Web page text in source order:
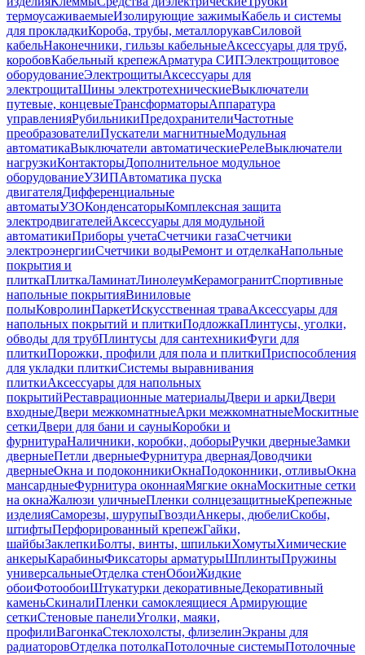
термоусаживаемыеИзолирующие зажимыКабель и системы
для прокладкиКороба, трубы, металлорукавСиловой
кабельНаконечники, гильзы кабельныеАксессуары для труб,
коробовКабельный крепежАрматура СИПЭлектрощитовое
оборудованиеЭлектрощитыАксессуары для
электрощитаШины электротехническиеВыключатели
путевые, концевыеТрансформаторыАппаратура
управленияРубильникиПредохранителиЧастотные
преобразователиПускатели магнитныеМодульная
автоматикаВыключатели автоматическиеРелеВыключатели
нагрузкиКонтакторыДополнительное модульное
оборудованиеУЗИПАвтоматика пуска
двигателяДифференциальные
автоматыУЗОКонденсаторыКомплексная защита
электродвигателейАксессуары для модульной
автоматикиПриборы учетаСчетчики газаСчетчики
электроэнергииСчетчики водыРемонт и отделкаНапольные
покрытия и
плиткаПлиткаЛаминатЛинолеумКерамогранитСпортивные
напольные покрытияВиниловые
полыКовролинПаркетИскусственная траваАксессуары для
напольных покрытий и плиткиПодложкаПлинтусы, уголки,
обводы для трубПлинтусы для сантехникиФуги для
плиткиПорожки, профили для пола и плиткиПриспособления
для укладки плиткиСистемы выравнивания
плиткиАксессуары для напольных
покрытийРеставрационные материалыДвери и аркиДвери
входныеДвери межкомнатныеАрки межкомнатныеМоскитные
сеткиДвери для бани и сауныКоробки и
фурнитураНаличники, коробки, доборыРучки дверныеЗамки
дверныеПетли дверныеФурнитура двернаяДоводчики
дверныеОкна и подоконникиОкнаПодоконники, отливыОкна
мансардныеФурнитура оконнаяМягкие окнаМоскитные сетки
на окнаЖалюзи уличныеПленки солнцезащитныеКрепежные
изделияСаморезы, шурупыГвоздиАнкеры, дюбелиСкобы,
штифтыПерфорированный крепежГайки,
шайбыЗаклепкиБолты, винты, шпилькиХомутыХимические
анкерыКарабиныФиксаторы арматурыШплинтыПружины
универсальныеОтделка стенОбоиЖидкие
обоиФотообоиШтукатурки декоративныеДекоративный
каменьСкиналиПленки самоклеящиеся Армирующие
сеткиСтеновые панелиУголки, маяки,
профилиВагонкаСтеклохолсты, флизелинЭкраны для
радиаторовОтделка потолкаПотолочные системыПотолочные